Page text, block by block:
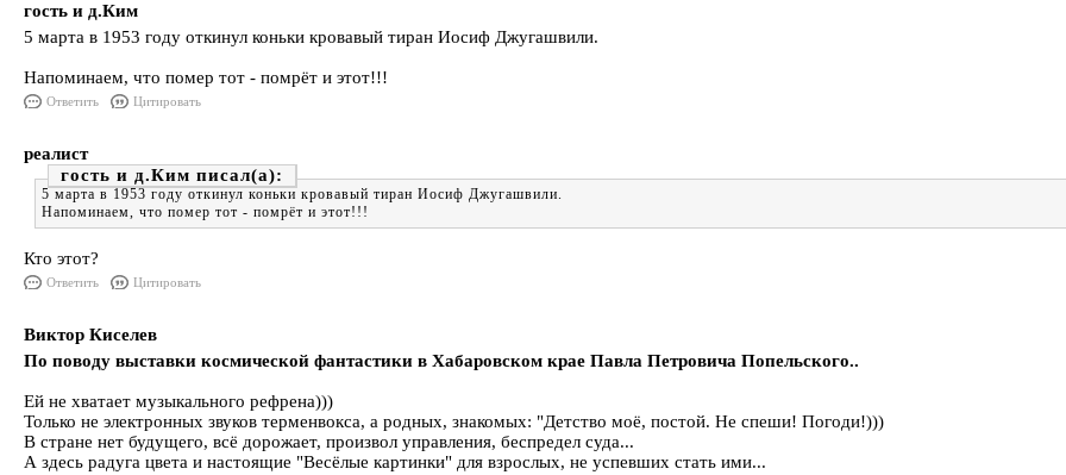
гость и д.Ким
5 марта в 1953 году откинул коньки кровавый тиран Иосиф Джугашвили.
Напоминаем, что помер тот - помрёт и этот!!!
Ответить Цитировать
реалист
гость и д.Ким
5 марта в 1953 году откинул коньки кровавый тиран Иосиф Джугашвили.
Напоминаем, что помер тот - помрёт и этот!!!
Кто этот?
Ответить Цитировать
Виктор Киселев
По поводу выставки космической фантастики в Хабаровском крае Павла Петровича Попельского..
Ей не хватает музыкального рефрена)))
Только не электронных звуков терменвокса, а родных, знакомых: "Детство моё, постой. Не спеши! Погоди!)))
В стране нет будущего, всё дорожает, произвол управления, беспредел суда...
А здесь радуга цвета и настоящие "Весёлые картинки" для взрослых, не успевших стать ими...